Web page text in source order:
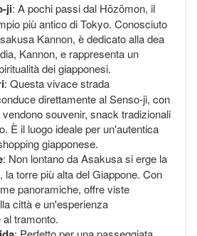
ji: A pochi passi dal Hōzōmon, il
più antico di Tokyo. Conosciuto
Kannon, è dedicato alla dea
Kannon, e rappresenta un
dei giapponesi.
: Questa vivace strada
direttamente al Senso-ji, con
souvenir, snack tradizionali
È il luogo ideale per un'autentica
giapponese.
: Non lontano da Asakusa si erge la
la torre più alta del Giappone. Con
panoramiche, offre viste
città e un'esperienza
tramonto.